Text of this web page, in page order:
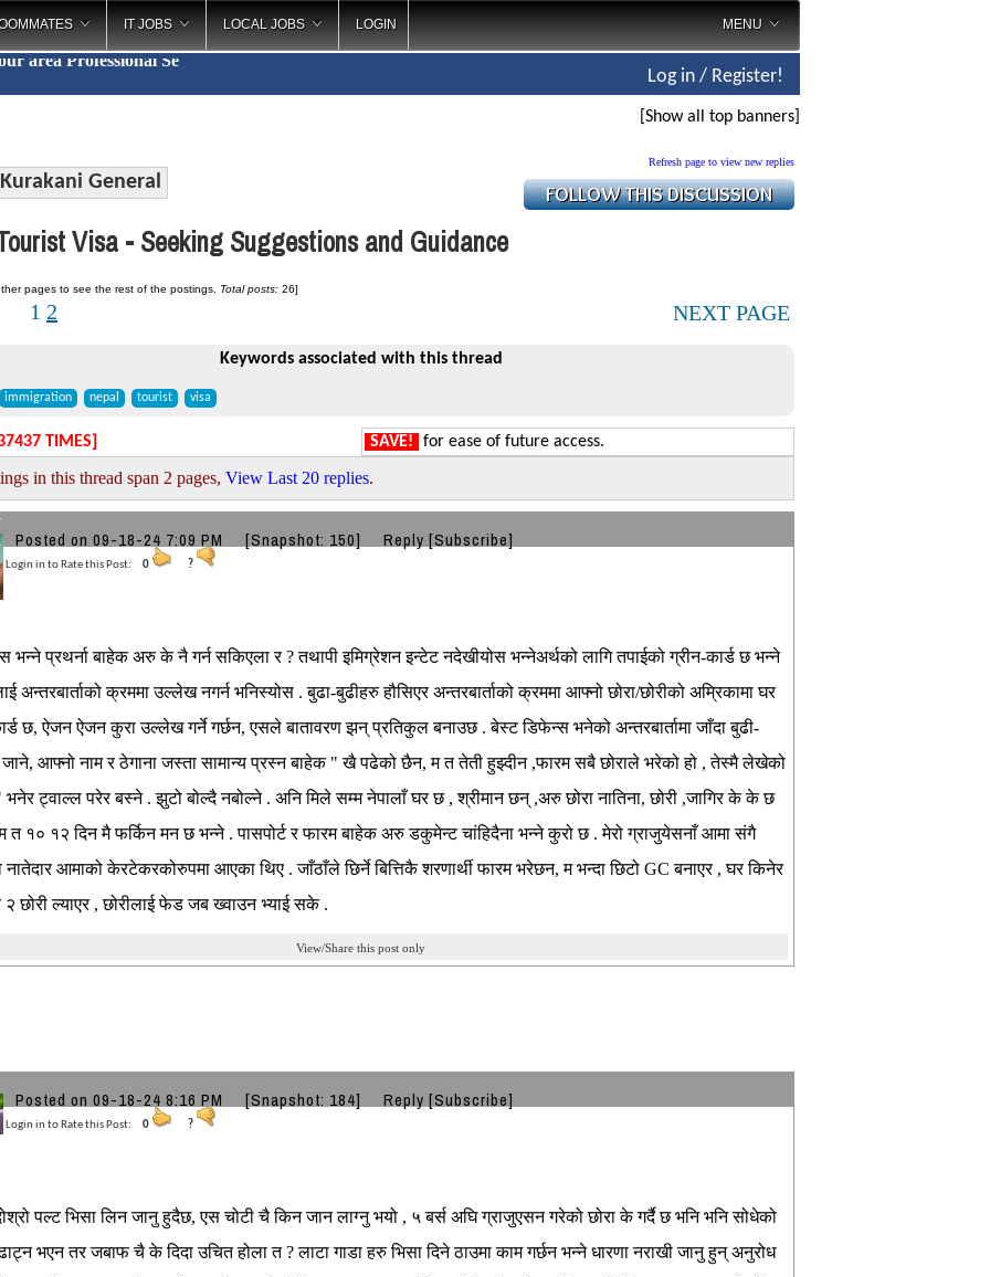
IT JOBS LOCAL JOBS LOGIN MENU
area Professio_
Log in / Register!
[Show all top banners]
Kurakani General
Refresh page to view new replies
Visa - Seeking Suggestions and Guidance
pages to see the rest of the postings. Total posts: 26]
1 2 NEXT PAGE
Keywords associated with this thread
immigration nepal tourist visa
TIMES] SAVE! for ease of future access.
in this thread span 2 pages, View Last 20 replies.
Posted on 09-18-24 7:09 PM [Snapshot: 150] Reply [Subscribe]
Login in to Rate this Post: 0 ?
भन्ने प्रथर्ना बाहेक अरु के नै गर्न सकिएला र ? तथापी इमिग्रेशन इन्टेट नदेखीयोस भन्नेअर्थको लागि तपाईको ग्रीन-कार्ड छ भन्ने
अन्तरबार्ताको क्रममा उल्लेख नगर्न भनिस्योस . बुढा-बुढीहरु हौसिएर अन्तरबार्ताको क्रममा आफ्नो छोरा/छोरीको अम्रिकामा घर
छ, ऐजन ऐजन कुरा उल्लेख गर्ने गर्छन, एसले बातावरण झन् प्रतिकुल बनाउछ . बेस्ट डिफेन्स भनेको अन्तरबार्तामा जाँदा बुढी-
आफ्नो नाम र ठेगाना जस्ता सामान्य प्रस्न बाहेक " खै पढेको छैन, म त तेती हुझ्दीन ,फारम सबै छोराले भरेको हो , तेस्मै लेखेको
भनेर ट्वाल्ल परेर बस्ने . झुटो बोल्दै नबोल्ने . अनि मिले सम्म नेपालाँ घर छ , श्रीमान छन् ,अरु छोरा नातिना, छोरी ,जागिर के के छ
त १० १२ दिन मै फर्किन मन छ भन्ने . पासपोर्ट र फारम बाहेक अरु डकुमेन्ट चांहिदैना भन्ने कुरो छ . मेरो ग्राजुयेसनाँ आमा संगै
नातेदार आमाको केरटेकरकोरुपमा आएका थिए . जाँठाँले छिर्ने बित्तिकै शरणार्थी फारम भरेछन, म भन्दा छिटो GC बनाएर , घर किनेर
२ छोरी ल्याएर , छोरीलाई फेड जब ख्वाउन भ्याई सके .
View/Share this post only
Posted on 09-18-24 8:16 PM [Snapshot: 184] Reply [Subscribe]
Login in to Rate this Post: 0 ?
पल्ट भिसा लिन जानु हुदैछ, एस चोटी चै किन जान लाग्नु भयो , ५ बर्स अघि ग्राजुएसन गरेको छोरा के गर्दै छ भनि भनि सोधेको
भएन तर जबाफ चै के दिदा उचित होला त ? लाटा गाडा हरु भिसा दिने ठाउमा काम गर्छन भन्ने धारणा नराखी जानु हुन् अनुरोध